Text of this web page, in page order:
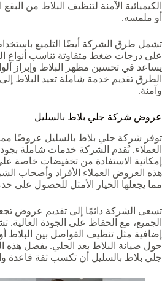
الكيميائية الآمنة لتنظيف البلاط من
أو ملمسه.
تشمل طرق الشركة أيضًا التلميع
على درجات ضغط متفاوتة تناسب أنواع
يساعد في تحسين مظهر البلاط وإبراز
الطرق تقديم خدمة شاملة تعيد البلاط
وآمنة.
عروض شركة جلي بلاط بالسليل
توفر شركة جلي بلاط بالسليل عروضًا
العملاء. تُقدم الشركة خدمات شاملة
إمكانية الاستفادة من تخفيضات خاصة
هذه العروض العملاء الأفراد وأصحاب
مما يجعلها الخيار الأمثل للحصول على
تسعى الشركة دائمًا إلى تقديم عروض
الجميع، مع الحفاظ على الجودة
إضافية مثل تنظيف الفواصل بين البلاط
حول صيانة البلاط بعد الجلي. بفضل
جلي بلاط بالسليل أن تكسب ثقة قاعدة